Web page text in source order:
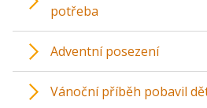
potřeba
Adventní posezení
Vánoční příběh pobavil